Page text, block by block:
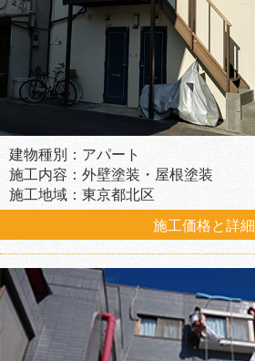
建物種別：アパート
施工内容：外壁塗装・屋根塗装
施工地域：東京都北区
施工価格と詳細